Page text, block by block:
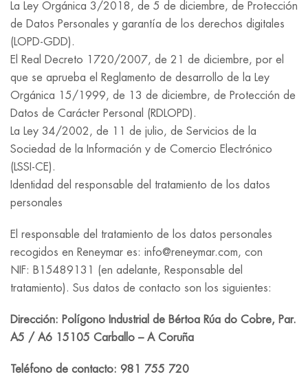
La Ley Orgánica 3/2018, de 5 de diciembre, de Protección
de Datos Personales y garantía de los derechos digitales
(LOPD-GDD).
El Real Decreto 1720/2007, de 21 de diciembre, por el
que se aprueba el Reglamento de desarrollo de la Ley
Orgánica 15/1999, de 13 de diciembre, de Protección de
Datos de Carácter Personal (RDLOPD).
La Ley 34/2002, de 11 de julio, de Servicios de la
Sociedad de la Información y de Comercio Electrónico
(LSSI-CE).
Identidad del responsable del tratamiento de los datos
personales
El responsable del tratamiento de los datos personales
recogidos en Reneymar es: info@reneymar.com, con
NIF: B15489131 (en adelante, Responsable del
tratamiento). Sus datos de contacto son los siguientes:
Dirección: Polígono Industrial de Bértoa Rúa do Cobre, Par.
A5 / A6 15105 Carballo – A Coruña
Teléfono de contacto: 981 755 720